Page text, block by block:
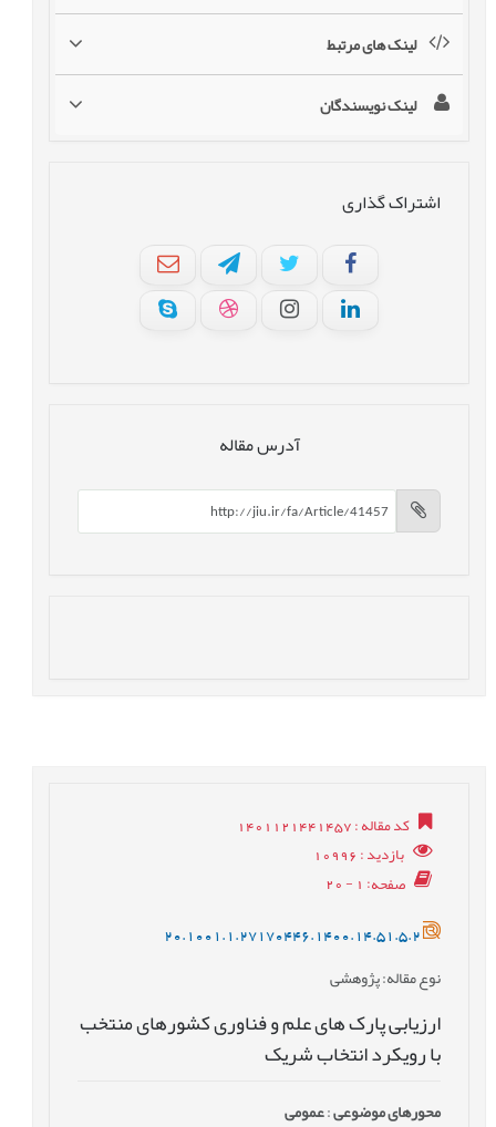
لینک های مرتبط
لینک نویسندگان
اشتراک گذاری
آدرس مقاله
کد مقاله: 1401121441457
بازدید: 10996
صفحه: 1 - 20
20.1001.1.27170446.1400.14.51.5.2
نوع مقاله: پژوهشی
ارزیابی پارک های علم و فناوری کشورهای منتخب
با رویکرد انتخاب شریک
محورهای موضوعی:عمومى